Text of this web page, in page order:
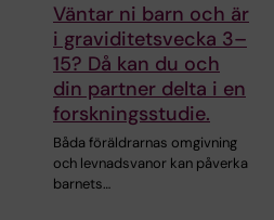
Väntar ni barn och är
i graviditetsvecka 3–
15? Då kan du och
din partner delta i en
forskningsstudie.
Båda föräldrarnas omgivning
och levnadsvanor kan påverka
barnets…